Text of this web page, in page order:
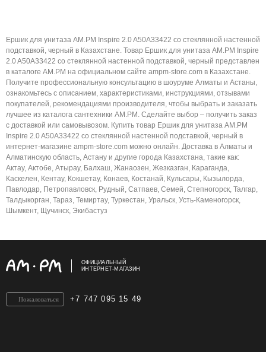
Ершик для унитаза AM.PM Inspire 2.0 A50A33422 со стеклянной настенной
подставкой, черный в Казахстане. Товар Ершик для унитаза AM.PM Inspire
2.0 A50A33422 со стеклянной настенной подставкой, черный представлен
в каталоге AM.PM на официальном сайте ampm-store.com в Казахстане.
Получите профессиональную консультацию в шоуруме Алматы и Астаны,
ознакомьтесь с описанием, характеристиками, инструкциями, отзывами
покупателей, рекомендациями производителя, чтобы выбрать и заказать
лучшее из каталога сантехники AM.PM. Сделайте выбор – получить заказ
с доставкой или самовывозом. Купить товар Ершик для унитаза AM.PM
Inspire 2.0 A50A33422 со стеклянной настенной подставкой, черный в
интернет-магазине ampm-store.com можно онлайн. Доставка в Алматы и
Алматинскую область, Астану и другие города Казахстана, такие как:
Актау, Актобе, Атырау, Балхаш, Жанаозен, Жезказган, Караганда,
Каскелен, Кентау, Кокшетау, Конаев, Костанай, Кульсары, Кызылорда,
Павлодар, Петропавловск, Рудный, Сатпаев, Семей, Степногорск, Талгар,
Талдыкорган, Тараз, Темиртау, Туркестан, Уральск, Усть-Каменогорск,
Шымкент, Щучинск, Экибастуз
ОФИЦИАЛЬНЫЙ
ИНТЕРНЕТ-МАГАЗИН
+7 747 095 15 49
Пожаловаться